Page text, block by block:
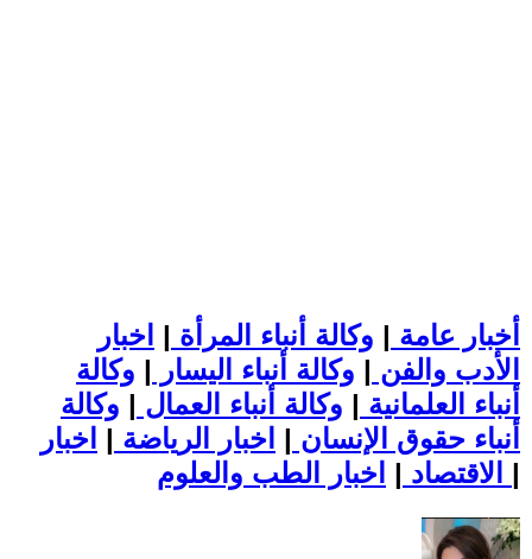
أخبار عامة | وكالة أنباء المرأة | اخبار
الأدب والفن | وكالة أنباء اليسار | وكالة
أنباء العلمانية | وكالة أنباء العمال | وكالة
أنباء حقوق الإنسان | اخبار الرياضة | اخبار
الاقتصاد | |